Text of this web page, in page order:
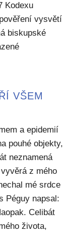
Kodexu
vysvětí
biskupské
VŠEM
a epidemií
pouhé objekty,
neznamená
z mého
mé srdce
Péguy napsal:
Celibát
života,